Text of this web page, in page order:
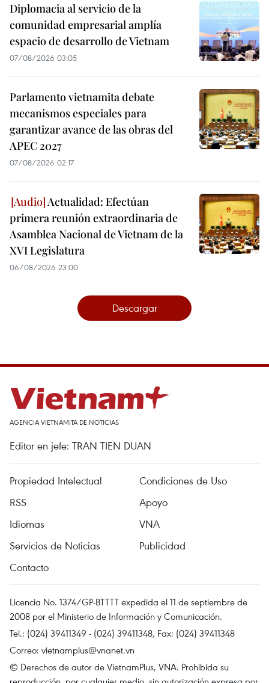
Diplomacia al servicio de la
comunidad empresarial amplía
espacio de desarrollo de Vietnam
07/08/2026 03:05
Parlamento vietnamita debate
mecanismos especiales para
garantizar avance de las obras del
APEC 2027
07/08/2026 02:17
Actualidad: Efectúan
primera reunión extraordinaria de
Asamblea Nacional de Vietnam de la
XVI Legislatura
06/08/2026 23:00
Descargar
AGENCIA VIETNAMITA DE NOTICIAS
Editor en jefe: TRAN TIEN DUAN
Propiedad Intelectual
Condiciones de Uso
RSS
Apoyo
Idiomas
VNA
Servicios de Noticias
Publicidad
Contacto
Licencia No. 1374/GP-BTTTT expedida el 11 de septiembre de
2008 por el Ministerio de Información y Comunicación.
Tel.: (024) 39411349 - (024) 39411348, Fax: (024) 39411348
Correo: vietnamplus@vnanet.vn
© Derechos de autor de VietnamPlus, VNA. Prohibida su